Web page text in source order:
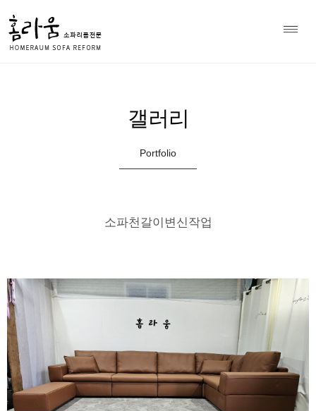
소파 천갈이 전문 홈라움 상담
010-8979-7297
갤러리
갤러리
Portfolio
소파천갈이변신작업